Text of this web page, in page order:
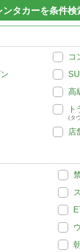
タカーを条件検
コ
高
(タ
店